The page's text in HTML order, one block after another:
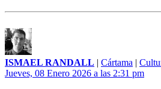
ISMAEL RANDALL | Cártama |
Jueves, 08 Enero 2026 a las 2:31 pm